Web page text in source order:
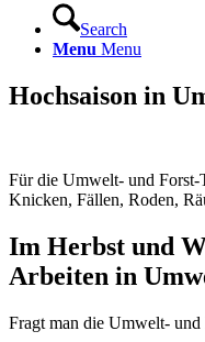
Search
Menu Menu
Hochsaison in
Für die Umwelt- und Forst-
Knicken, Fällen, Roden,
Im Herbst und
Arbeiten in
Fragt man die Umwelt-